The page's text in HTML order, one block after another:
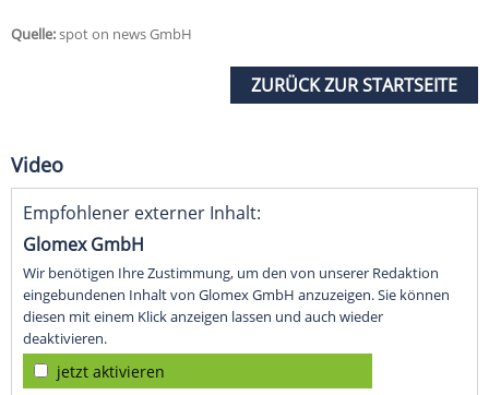
Quelle:spot on news GmbH
ZURÜCK ZUR STARTSEITE
Video
Empfohlener externer Inhalt:
Glomex GmbH
Wir benötigen Ihre Zustimmung, um den von unserer Redaktion
eingebundenen Inhalt von Glomex GmbH anzuzeigen. Sie können
diesen mit einem Klick anzeigen lassen und auch wieder
deaktivieren.
jetzt aktivieren